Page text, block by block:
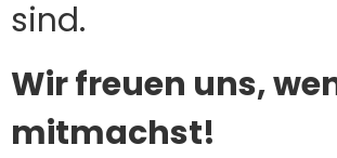
sind.
Wir freuen uns,
mitmachst!